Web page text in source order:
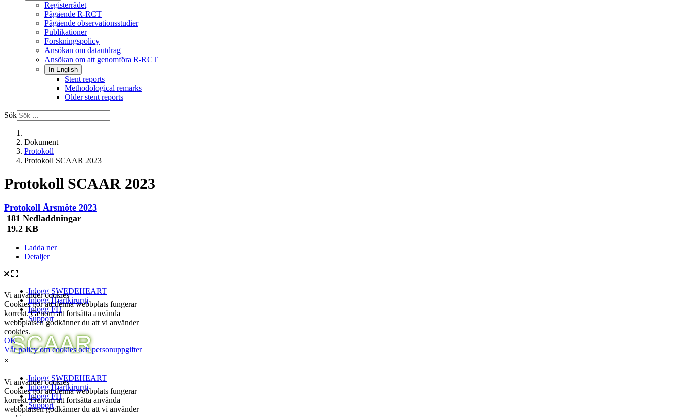
Registerrådet
Pågående R-RCT
Pågående observationsstudier
Publikationer
Forskningspolicy
Ansökan om datautdrag
Ansökan om att genomföra R-RCT
In English
Stent reports
Methodological remarks
Older stent reports
Sök
Dokument
Protokoll
Protokoll SCAAR 2023
Protokoll SCAAR 2023
Protokoll Årsmöte 2023
181 Nedladdningar
19.2 KB
Ladda ner
Detaljer
×